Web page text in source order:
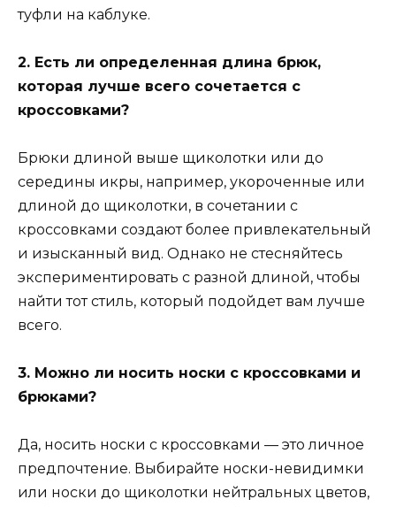
туфли на каблуке.
2. Есть ли определенная длина брюк,
которая лучше всего сочетается с
кроссовками?
Брюки длиной выше щиколотки или до
середины икры, например, укороченные или
длиной до щиколотки, в сочетании с
кроссовками создают более привлекательный
и изысканный вид. Однако не стесняйтесь
экспериментировать с разной длиной, чтобы
найти тот стиль, который подойдет вам лучше
всего.
3. Можно ли носить носки с кроссовками и
брюками?
Да, носить носки с кроссовками — это личное
предпочтение. Выбирайте носки-невидимки
или носки до щиколотки нейтральных цветов,